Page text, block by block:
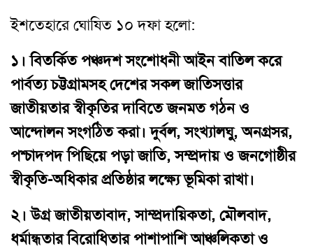
ইশতেহারে ঘোষিত ১০ দফা হলো:
১।বিতর্কিত পঞ্চদশ সংশোধনী আইন বাতিল করে
পার্বত্য চট্টগ্রামসহ দেশের সকল জাতিসত্তার
জাতীয়তার স্বীকৃতির দাবিতে জনমত গঠন ও
আন্দোলন সংগঠিত করা। দুর্বল, সংখ্যালঘু, অনগ্রসর,
পশ্চাদপদ পিছিয়ে পড়া জাতি, সম্প্রদায় ও জনগোষ্ঠীর
স্বীকৃতি-অধিকার প্রতিষ্ঠার লক্ষ্যে ভূমিকা রাখা।
২।উগ্র জাতীয়তাবাদ, সাম্প্রদায়িকতা, মৌলবাদ,
ধর্মান্ধতার বিরোধিতার পাশাপাশি আঞ্চলিকতা ও